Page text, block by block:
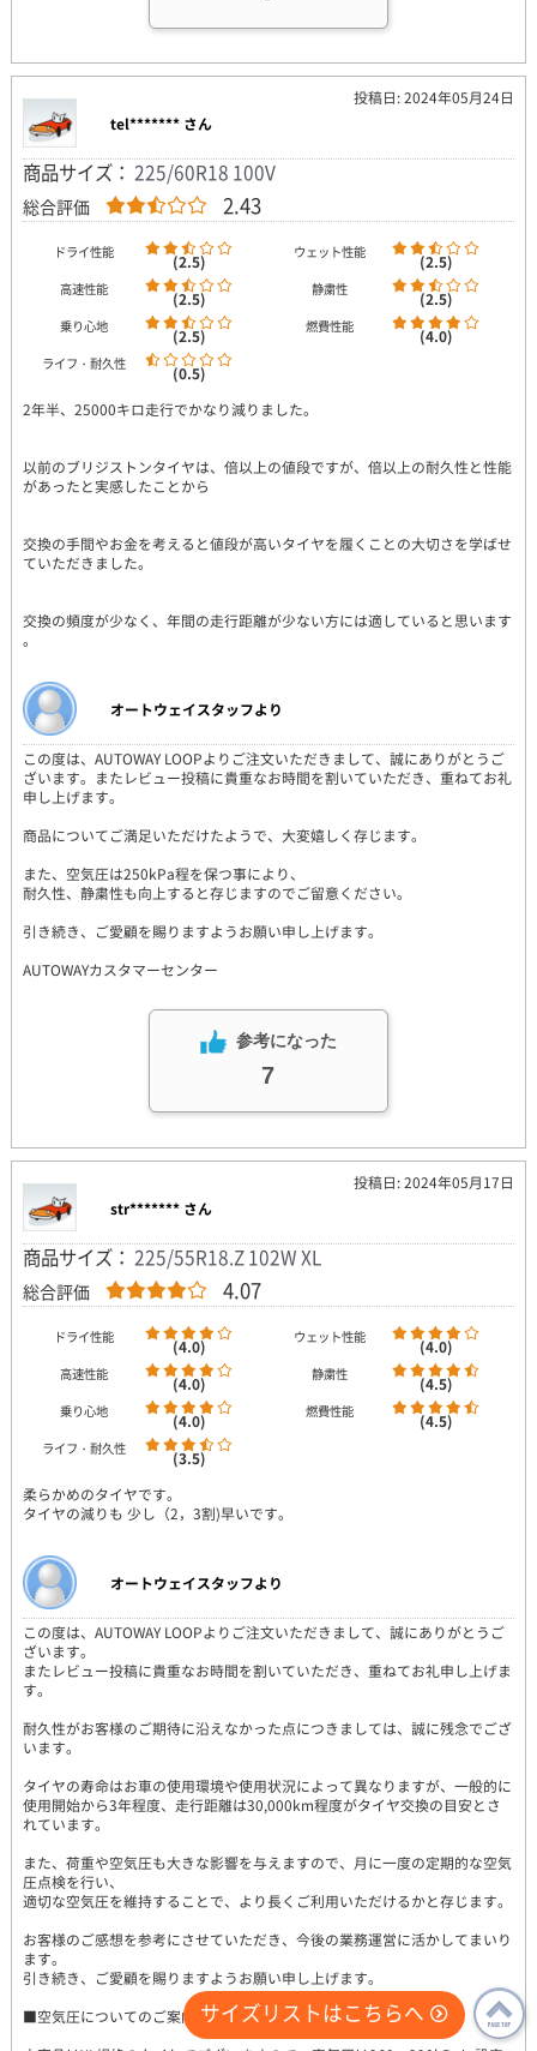
投稿日: 2024年05月24日
tel******* さん
商品サイズ： 225/60R18 100V
総合評価 2.43
ドライ性能 (2.5) ウェット性能 (2.5)
高速性能 (2.5) 静粛性 (2.5)
乗り心地 (2.5) 燃費性能 (4.0)
ライフ・耐久性
(0.5)
2年半、25000キロ走行でかなり減りました。
以前のブリジストンタイヤは、倍以上の値段ですが、倍以上の耐久性と性能
があったと実感したことから
交換の手間やお金を考えると値段が高いタイヤを履くことの大切さを学ばせ
ていただきました。
交換の頻度が少なく、年間の走行距離が少ない方には適していると思います
。
オートウェイスタッフより
この度は、AUTOWAY LOOPよりご注文いただきまして、誠にありがとうご
ざいます。またレビュー投稿に貴重なお時間を割いていただき、重ねてお礼
申し上げます。
商品についてご満足いただけたようで、大変嬉しく存じます。
また、空気圧は250kPa程を保つ事により、
耐久性、静粛性も向上すると存じますのでご留意ください。
引き続き、ご愛顧を賜りますようお願い申し上げます。
AUTOWAYカスタマーセンター
参考になった
7
投稿日: 2024年05月17日
str******* さん
商品サイズ： 225/55R18.Z 102W XL
総合評価 4.07
ドライ性能 (4.0) ウェット性能 (4.0)
高速性能 (4.0) 静粛性 (4.5)
乗り心地 (4.0) 燃費性能 (4.5)
ライフ・耐久性
(3.5)
柔らかめのタイヤです。
タイヤの減りも 少し（2，3割)早いです。
オートウェイスタッフより
この度は、AUTOWAY LOOPよりご注文いただきまして、誠にありがとうご
ざいます。
またレビュー投稿に貴重なお時間を割いていただき、重ねてお礼申し上げま
す。
耐久性がお客様のご期待に沿えなかった点につきましては、誠に残念でござ
います。
タイヤの寿命はお車の使用環境や使用状況によって異なりますが、一般的に
使用開始から3年程度、走行距離は30,000km程度がタイヤ交換の目安とさ
れています。
また、荷重や空気圧も大きな影響を与えますので、月に一度の定期的な空気
圧点検を行い、
適切な空気圧を維持することで、より長くご利用いただけるかと存じます。
お客様のご感想を参考にさせていただき、今後の業務運営に活かしてまいり
ます。
引き続き、ご愛顧を賜りますようお願い申し上げます。
■空気圧についてのご案内
サイズリストはこちらへ